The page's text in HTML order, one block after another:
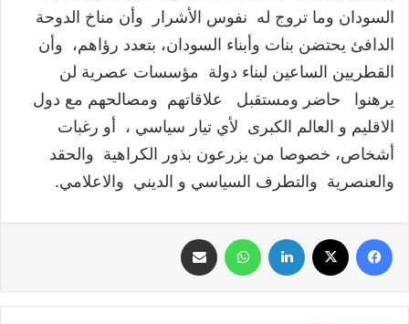
السودان وما تروج له نفوس الأشرار وأن مناخ الدوحة
الدافئ يحتضن بنات وأبناء السودان، بتعدد رؤاهم، وأن
القطريين الساعين لبناء دولة مؤسسات عصرية لن
يرهنوا حاضر ومستقبل علاقاتهم ومصالحهم مع دول
الاقليم و العالم الكبرى لأي تيار سياسي ، أو رغبات
أشخاص، خصوصا من يزرعون بذور الكراهية والحقد
والعنصرية والتطرف السياسي و الديني والاعلامي.